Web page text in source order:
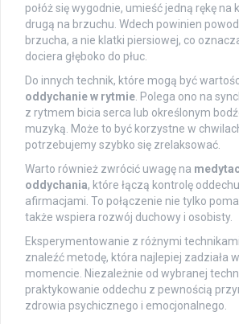
połóż się wygodnie, umieść jedną rękę na
drugą na brzuchu. Wdech powinien
brzucha, a nie klatki piersiowej, co
dociera głęboko do płuc.
Do innych technik, które mogą być
oddychanie w rytmie . Polega ono na
z rytmem bicia serca lub określonym
muzyką. Może to być korzystne w
potrzebujemy szybko się zrelaksować.
Warto również zwrócić uwagę na
oddychania, które łączą kontrolę
afirmacjami. To połączenie nie tylko
także wspiera rozwój duchowy i osobisty.
Eksperymentowanie z różnymi
znaleźć metodę, która najlepiej zadziała
momencie. Niezależnie od wybranej
praktykowanie oddechu z pewnością
zdrowia psychicznego i emocjonalnego.